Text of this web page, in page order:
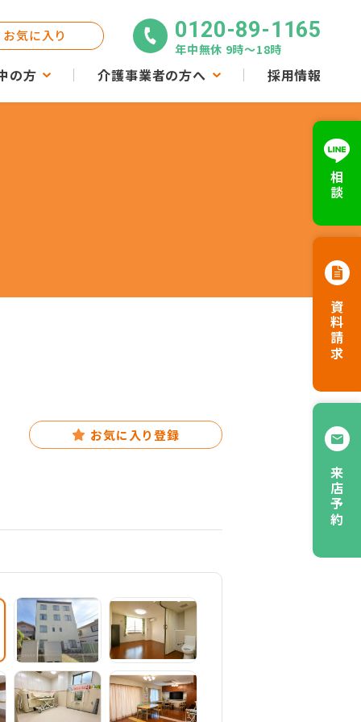
の方 介護事業者の方へ 採用情報
お気に入り 0120-89-1165
年中無休 9時〜18時
相談
資料請求
来店予約
お気に入り登録